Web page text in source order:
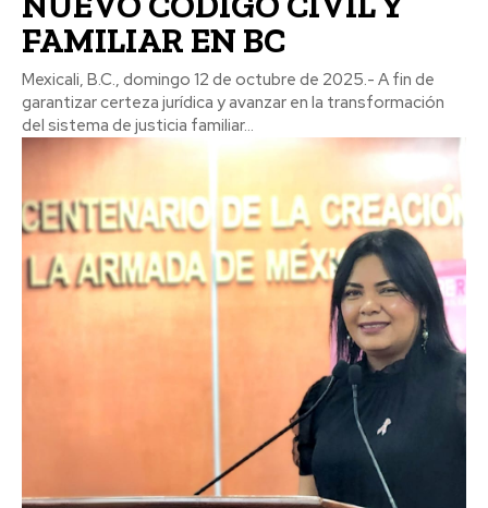
FAMILIAR EN BC
Mexicali, B.C., domingo 12 de octubre de 2025.- A fin de
garantizar certeza jurídica y avanzar en la transformación
del sistema de justicia familiar...